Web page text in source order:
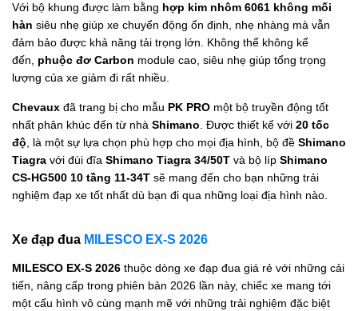
Với bộ khung được làm bằng hợp kim nhôm 6061 không mối
hàn siêu nhẹ giúp xe chuyển động ổn định, nhẹ nhàng mà vẫn
đảm bảo được khả năng tải trọng lớn. Không thể không kể
đến, phuộc đơ Carbon module cao, siêu nhẹ giúp tổng trọng
lượng của xe giảm đi rất nhiều.
Chevaux đã trang bị cho mẫu PK PRO một bộ truyền động tốt
nhất phân khúc đến từ nhà Shimano. Được thiết kế với 20 tốc
độ, là một sự lựa chọn phù hợp cho mọi địa hình, bộ đề Shimano
Tiagra với đùi đĩa Shimano Tiagra 34/50T và bộ líp Shimano
CS-HG500 10 tầng 11-34T sẽ mang đến cho bạn những trải
nghiệm đạp xe tốt nhất dù bạn đi qua những loại địa hình nào.
Xe đạp đua MILESCO EX-S 2026
MILESCO EX-S 2026 thuộc dòng xe đạp đua giá rẻ với những cải
tiến, nâng cấp trong phiên bản 2026 lần này, chiếc xe mang tới
một cấu hình vô cùng mạnh mẽ với những trải nghiệm đặc biệt